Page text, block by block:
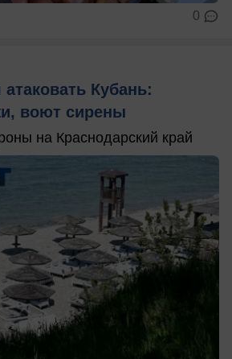
0
Кубань:
воют сирены
на Краснодарский край